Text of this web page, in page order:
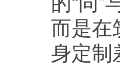
而是在
身定制